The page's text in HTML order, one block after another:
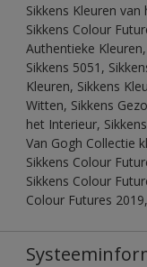
Sikkens Kleuren
Sikkens Colour
Authentieke
Sikkens 5051,
Kleuren, Sikkens
Witten, Sikkens
het Interieur,
Van Gogh Collectie
Sikkens Colour
Sikkens Colour
Colour Futures